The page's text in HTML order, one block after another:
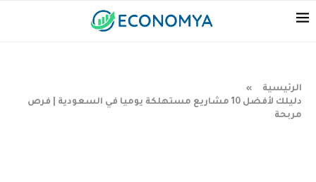
الرئيسية »
دليلك لأفضل 10 مشاريع مستهلكة يوميا في السعودية | فرص
مربحة